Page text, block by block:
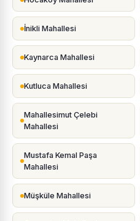
İnikli Mahallesi
Kaynarca Mahallesi
Kutluca Mahallesi
Mahallesimut Çelebi
Mahallesi
Mustafa Kemal Paşa
Mahallesi
Müşküle Mahallesi